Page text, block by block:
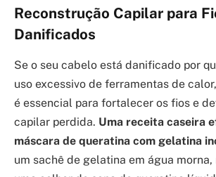
Reconstrução Capilar para
Danificados
Se o seu cabelo está danificado por
uso excessivo de ferramentas de
é essencial para fortalecer os fios e
capilar perdida. Uma receita caseira
máscara de queratina com gelatina
um sachê de gelatina em água